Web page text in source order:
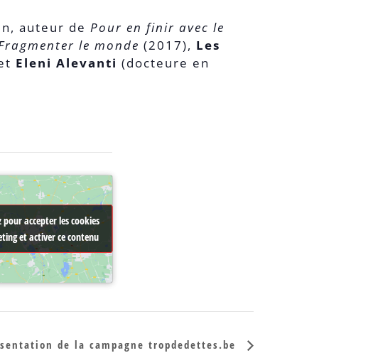
auteur de Pour en finir avec le
le monde (2017), Les
Eleni Alevanti (docteure en
pour accepter les cookies
et activer ce contenu
pour accepter les cookies
et activer ce contenu
de la campagne tropdedettes.be